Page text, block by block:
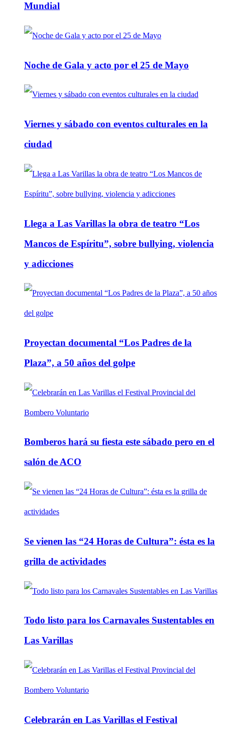
Mundial
Noche de Gala y acto por el 25 de Mayo
Viernes y sábado con eventos culturales en la
ciudad
Llega a Las Varillas la obra de teatro “Los
Mancos de Espíritu”, sobre bullying, violencia
y adicciones
Proyectan documental “Los Padres de la
Plaza”, a 50 años del golpe
Bomberos hará su fiesta este sábado pero en el
salón de ACO
Se vienen las “24 Horas de Cultura”: ésta es la
grilla de actividades
Todo listo para los Carnavales Sustentables en
Las Varillas
Celebrarán en Las Varillas el Festival